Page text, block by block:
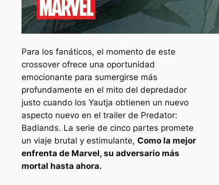
Para los fanáticos, el momento de este
crossover ofrece una oportunidad
emocionante para sumergirse más
profundamente en el mito del depredador
justo cuando los Yautja obtienen un nuevo
aspecto nuevo en el trailer de Predator:
Badlands. La serie de cinco partes promete
un viaje brutal y estimulante, Como la mejor
enfrenta de Marvel, su adversario más
mortal hasta ahora.